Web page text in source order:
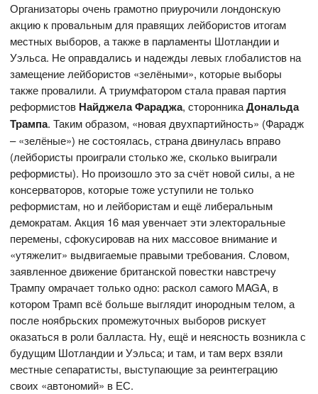
Организаторы очень грамотно приурочили лондонскую
акцию к провальным для правящих лейбористов итогам
местных выборов, а также в парламенты Шотландии и
Уэльса. Не оправдались и надежды левых глобалистов на
замещение лейбористов «зелёными», которые выборы
также провалили. А триумфатором стала правая партия
реформистов Найджела Фараджа, сторонникаДональда
Трампа. Таким образом, «новая двухпартийность» (Фарадж
– «зелёные») не состоялась, страна двинулась вправо
(лейбористы проиграли столько же, сколько выиграли
реформисты). Но произошло это за счёт новой силы, а не
консерваторов, которые тоже уступили не только
реформистам, но и лейбористам и ещё либеральным
демократам. Акция 16 мая увенчает эти электоральные
перемены, сфокусировав на них массовое внимание и
«утяжелит» выдвигаемые правыми требования. Словом,
заявленное движение британской повестки навстречу
Трампу омрачает только одно: раскол самого MAGA, в
котором Трамп всё больше выглядит инородным телом, а
после ноябрьских промежуточных выборов рискует
оказаться в роли балласта. Ну, ещё и неясность возникла с
будущим Шотландии и Уэльса; и там, и там верх взяли
местные сепаратисты, выступающие за реинтеграцию
своих «автономий» в ЕС.